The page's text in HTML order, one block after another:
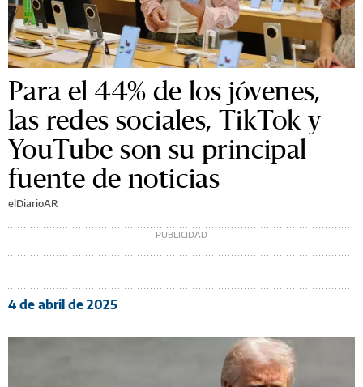
Para el 44% de los jóvenes,
las redes sociales, TikTok y
YouTube son su principal
fuente de noticias
elDiarioAR
4 de abril de 2025